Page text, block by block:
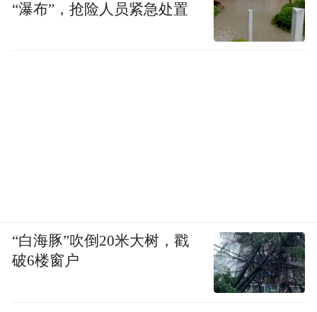
“瀑布”，抢险人员紧急处置
“白海豚”吹倒20米大树，戳
破6楼窗户